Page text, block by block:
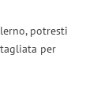
potresti
per